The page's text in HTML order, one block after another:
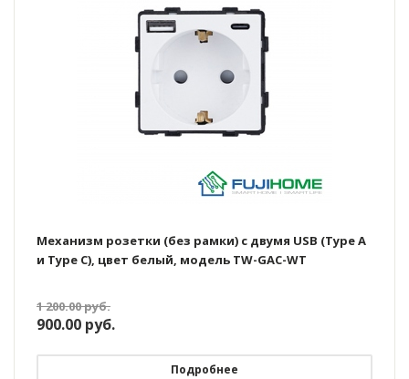
Механизм розетки (без рамки) с двумя USB (Type A
и Type C), цвет белый, модель TW-GAC-WT
1 200.00руб.
900.00 руб.
Подробнее